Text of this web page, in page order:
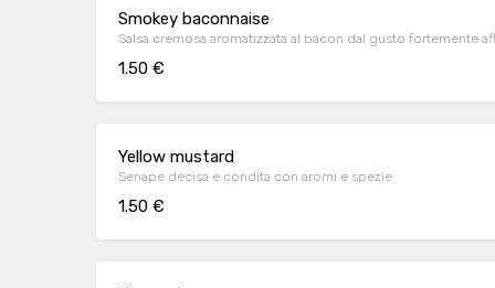
Smokey baconnaise
Salsa cremosa aromatizzata al bacon dal gusto fortemente
1.50 €
Yellow mustard
Senape decisa e condita con aromi e spezie
1.50 €